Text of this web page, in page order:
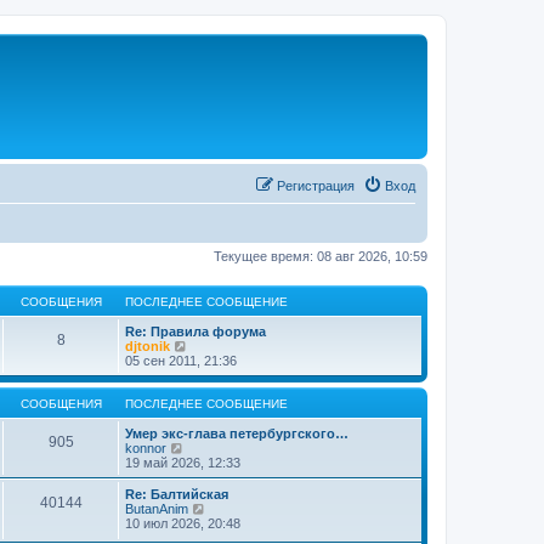
Вход
Регистрация
Текущее время: 08 авг 2026, 10:59
СООБЩЕНИЯ ПОСЛЕДНЕЕ СООБЩЕНИЕ
8
Re: Правила форума
djtonik
е
р
е
й
т
и
п
о
с
л
е
05 сен 2011, 21:36
СООБЩЕНИЯ ПОСЛЕДНЕЕ СООБЩЕНИЕ
905
Умер экс-глава петербургского…
konnor
е
р
е
й
т
19 май 2026, 12:33
40144
Re: Балтийская
ButanAnim
е
10 июл 2026, 20:48